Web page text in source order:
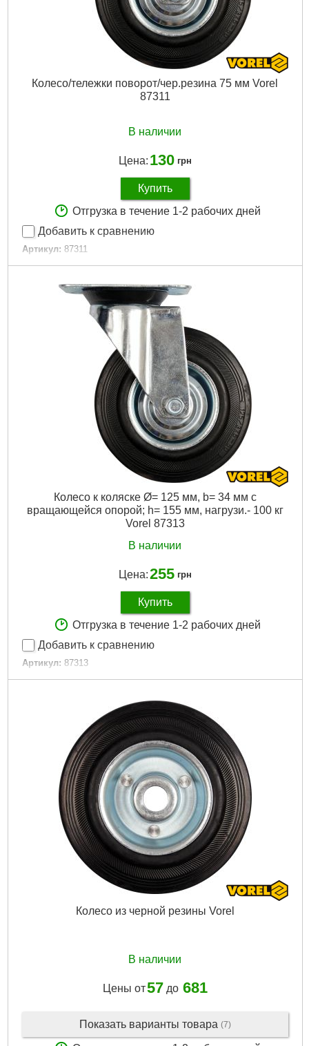
Колесо/тележки поворот/чер.резина 75 мм Vorel
87311
В наличии
Цена: 130 грн
Купить
Отгрузка в течение 1-2 рабочих дней
Добавить к сравнению
Артикул: 87311
Код товара: 16.14.97
Нагрузка макс: 40 кг
75 мм
110x80x80 мм
Подробнее...
Колесо к коляске Ø= 125 мм, b= 34 мм с
вращающейся опорой; h= 155 мм, нагрузи.- 100 кг
Vorel 87313
В наличии
Цена:255 грн
Купить
Отгрузка в течение 1-2 рабочих дней
Добавить к сравнению
Артикул: 87313
Код товара: 20.80.25
кровать
Поворотные
Нагрузка max: 100 кг
Диаметр: 125 мм
155 мм
Ширина: 34 мм
Габариты упаковки:
150x100x80 мм
Вес брутто: 1,020 г
Подробнее...
Колесо из черной резины Vorel
В наличии
Цены от57до 681
Показать варианты товара (7)